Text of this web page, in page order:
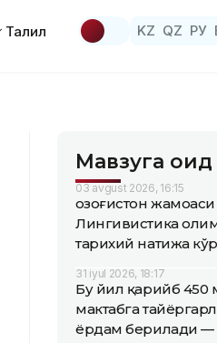
Таҳлил KZ QZ РУ
Мавзуга оид
03 avgust 2026, 16:15
Қозоғистон
Лингивистика
тарихий натижа
31 iyul 2026, 18:17
Бу йил қарийб 450
мактабга
ёрдам берилади —